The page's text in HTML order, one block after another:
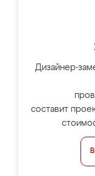
Дизайнер-
составит